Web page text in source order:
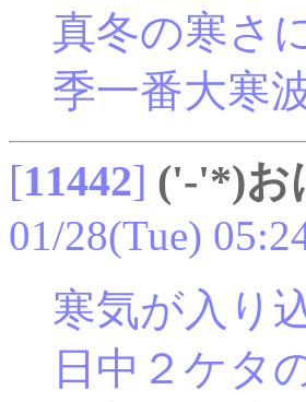
真冬の寒さ
季一番大寒
[11442] ('-'*)お
01/28(Tue)
寒気が入り
日中２ケタ